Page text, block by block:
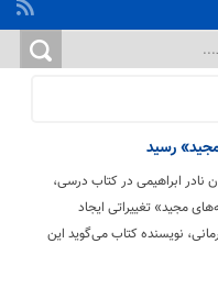
رسید
نادر ابراهیمی در کتاب درسی،
مجید» تغییراتی ایجاد
نویسنده کتاب می‌گوید این